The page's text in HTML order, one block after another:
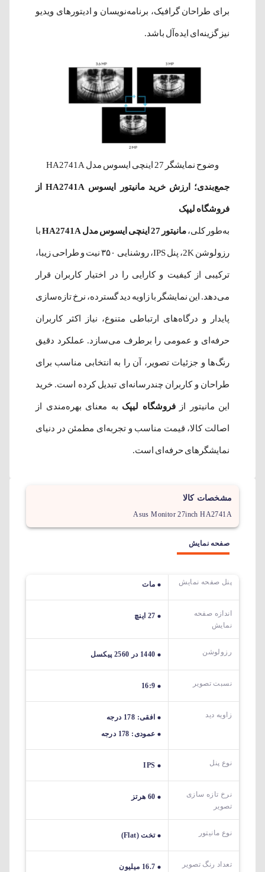
برای طراحان گرافیک، برنامه‌نویسان و ادیتورهای ویدیو
نیز گزینه‌ای ایده‌آل باشد.
وضوح نمایشگر 27 اینچی ایسوس مدل HA2741A
جمع‌بندی؛ ارزش خرید مانیتور ایسوس HA2741A از
فروشگاه لیپک
به‌طور کلی،مانیتور 27 اینچی ایسوس مدل HA2741A با
رزولوشن 2K، پنل IPS، روشنایی ۳۵۰ نیت و طراحی زیبا،
ترکیبی از کیفیت و کارایی را در اختیار کاربران قرار
می‌دهد. این نمایشگر با زاویه دید گسترده، نرخ تازه‌سازی
پایدار و درگاه‌های ارتباطی متنوع، نیاز اکثر کاربران
حرفه‌ای و عمومی را برطرف می‌سازد. عملکرد دقیق
رنگ‌ها و جزئیات تصویر، آن را به انتخابی مناسب برای
طراحان و کاربران چندرسانه‌ای تبدیل کرده است. خرید
این مانیتور ازفروشگاه لیپک به معنای بهره‌مندی از
اصالت کالا، قیمت مناسب و تجربه‌ای مطمئن در دنیای
نمایشگرهای حرفه‌ای است.
مشخصات کالا
Asus Monitor 27inch HA2741A
صفحه نمایش
پنل صفحه نمایش مات
اندازه صفحه
نمایش
27 اینچ
رزولوشن 1440 در 2560 پیکسل
نسبت تصویر 16:9
زاویه دید
افقی: 178 درجه
عمودی: 178 درجه
نوع پنل IPS
نرخ تازه سازی
تصویر
60 هرتز
نوع مانیتور تخت (Flat)
تعداد رنگ تصویر 16.7 میلیون